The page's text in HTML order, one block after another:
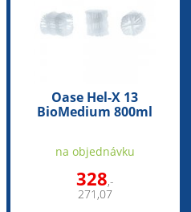
Oase Hel-X 13
BioMedium 800ml
na objednávku
328,-
271,07